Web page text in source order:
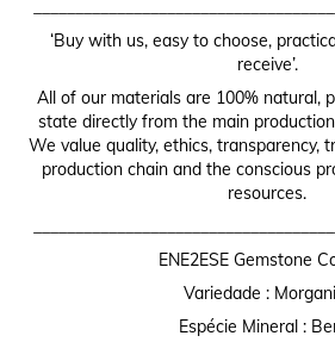
‘Buy with us, easy to choose,
receive’.
All of our materials are 100% natural,
state directly from the main
We value quality, ethics, transparency,
production chain and the conscious
resources.
ENE2ESE Gemstone
Variedade :
Espécie Mineral :